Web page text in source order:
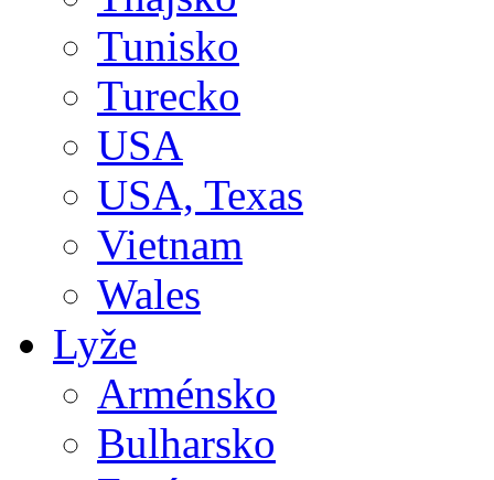
Tunisko
Turecko
USA
USA, Texas
Vietnam
Wales
Lyže
Arménsko
Bulharsko